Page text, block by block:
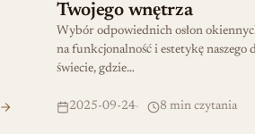
Twojego wnętrza
Wybór odpowiednich osłon
na funkcjonalność i estetykę naszego
świecie, gdzie…
2025-09-24 8 min czytania